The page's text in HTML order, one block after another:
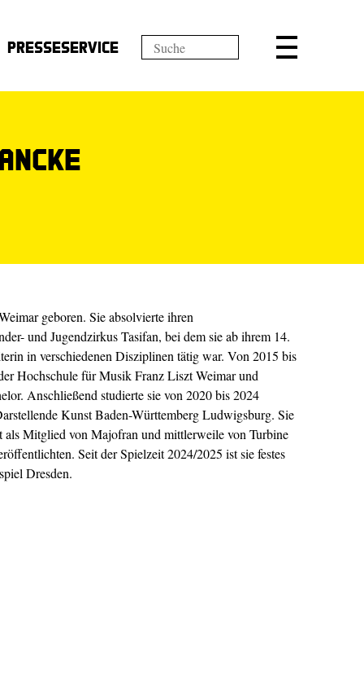
Presseservice
geboren. Sie absolvierte ihren
und Jugendzirkus Tasifan, bei dem sie ab ihrem 14.
in verschiedenen Disziplinen tätig war. Von 2015 bis
Hochschule für Musik Franz Liszt Weimar und
Anschließend studierte sie von 2020 bis 2024
Kunst Baden-Württemberg Ludwigsburg. Sie
als Mitglied von Majofran und mittlerweile von Turbine
Seit der Spielzeit 2024/2025 ist sie festes
Dresden.